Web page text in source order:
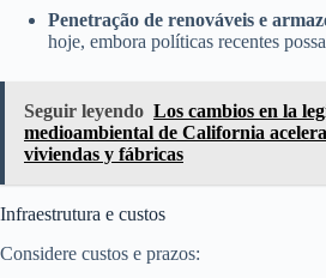
Penetração de renováveis e
hoje, embora políticas recentes
Seguir leyendo Los cambios en la
medioambiental de California
viviendas y fábricas
Infraestrutura e custos
Considere custos e prazos: